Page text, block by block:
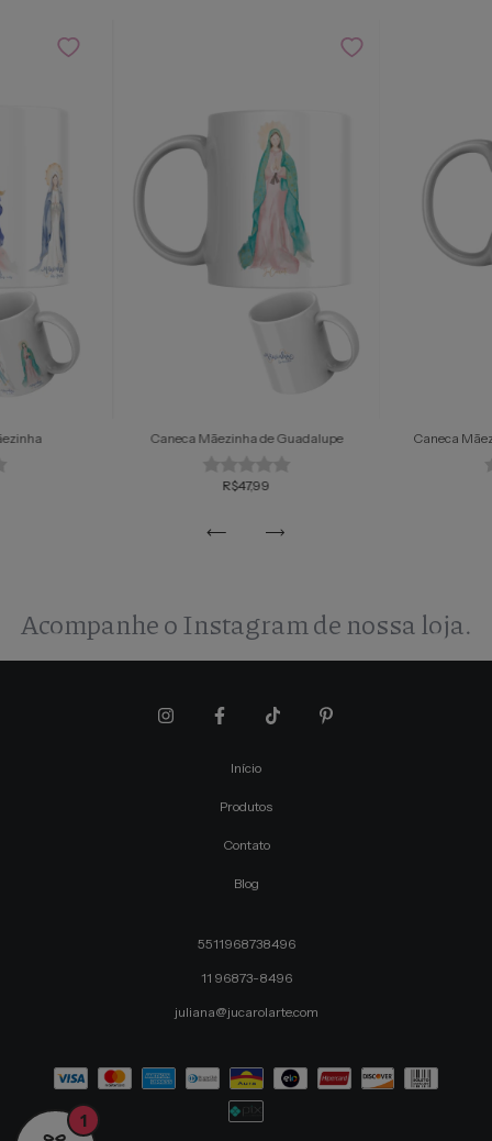
Caneca Mãezinha de Guadalupe
R$47,99
Caneca
Acompanhe o Instagram de nossa loja.
Início
Produtos
Contato
Blog
5511968738496
11 96873-8496
juliana@jucarolarte.com
1